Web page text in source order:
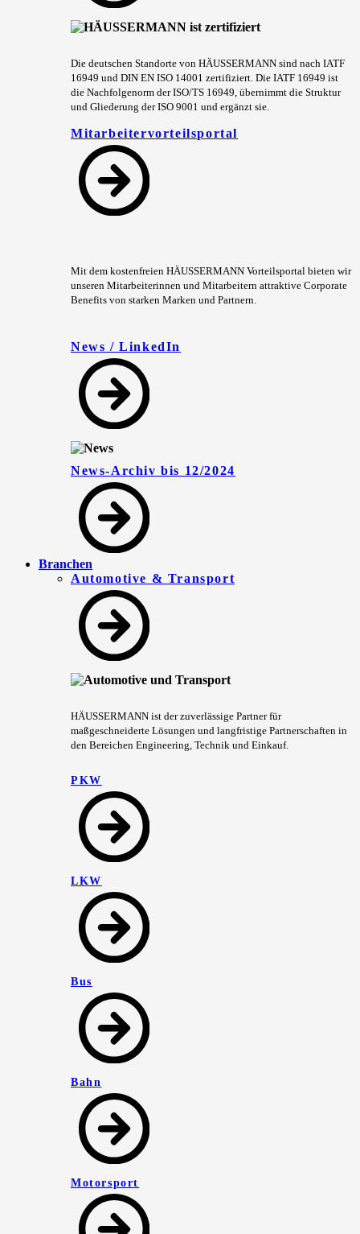
Die deutschen Standorte von HÄUSSERMANN sind nach IATF
16949 und DIN EN ISO 14001 zertifiziert. Die IATF 16949 ist
die Nachfolgenorm der ISO/TS 16949, übernimmt die Struktur
und Gliederung der ISO 9001 und ergänzt sie.
Mitarbeitervorteilsportal
Mit dem kostenfreien HÄUSSERMANN Vorteilsportal bieten wir
unseren Mitarbeiterinnen und Mitarbeitern attraktive Corporate
Benefits von starken Marken und Partnern.
News / LinkedIn
News-Archiv bis 12/2024
Branchen
Automotive & Transport
HÄUSSERMANN ist der zuverlässige Partner für
maßgeschneiderte Lösungen und langfristige Partnerschaften in
den Bereichen Engineering, Technik und Einkauf.
PKW
LKW
Bus
Bahn
Motorsport